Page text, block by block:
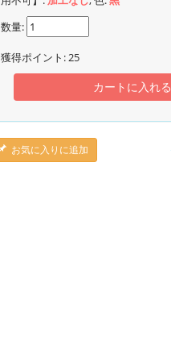
数量:
獲得ポイント:25
カートに入れる
お気に入りに追加